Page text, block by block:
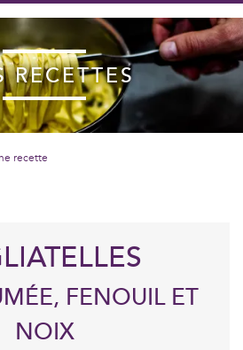
RECETTES
recette
FENOUIL ET
NOIX